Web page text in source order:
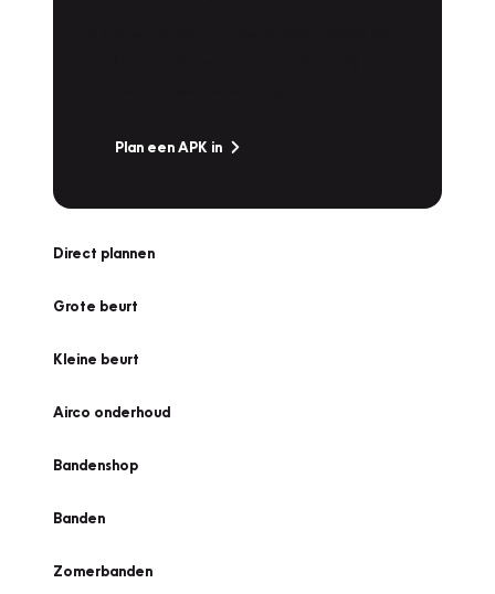
Plan een APK in
Direct plannen
Grote beurt
Kleine beurt
Airco onderhoud
Bandenshop
Banden
Zomerbanden